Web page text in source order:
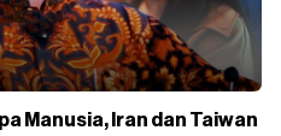
Manusia, Iran dan Taiwan